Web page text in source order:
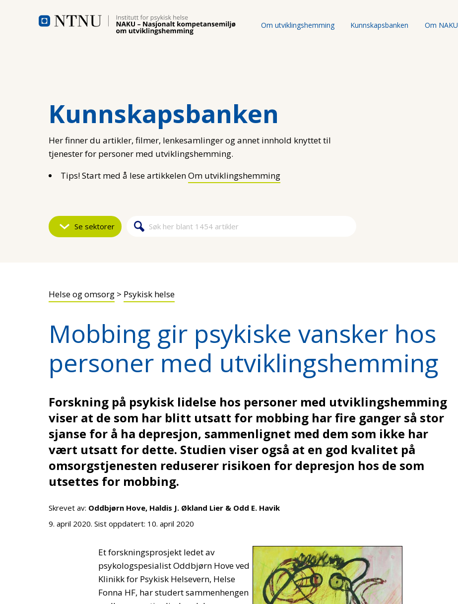
Om utviklingshemming Kunnskapsbanken Om NAKU
Kunnskapsbanken
Her finner du artikler, filmer, lenkesamlinger og annet innhold knyttet til
tjenester for personer med utviklingshemming.
Tips! Start med å lese artikkelenOm utviklingshemming
Se sektorer Søkeskjema
Søk
Helse og omsorg > Psykisk helse
Mobbing gir psykiske vansker hos
personer med utviklingshemming
Forskning på psykisk lidelse hos personer med utviklingshemming
viser at de som har blitt utsatt for mobbing har fire ganger så stor
sjanse for å ha depresjon, sammenlignet med dem som ikke har
vært utsatt for dette. Studien viser også at en god kvalitet på
omsorgstjenesten reduserer risikoen for depresjon hos de som
utsettes for mobbing.
Skrevet av: Oddbjørn Hove, Haldis J. Økland Lier & Odd E. Havik
9. april 2020. Sist oppdatert: 10. april 2020
Et forskningsprosjekt ledet av
psykologspesialist Oddbjørn Hove ved
Klinikk for Psykisk Helsevern, Helse
Fonna HF, har studert sammenhengen